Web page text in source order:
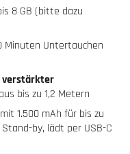
8 GB (bitte dazu
Minuten Untertauchen
verstärkter
bis zu 1,2 Metern
1.500 mAh für bis zu
by, lädt per USB-C